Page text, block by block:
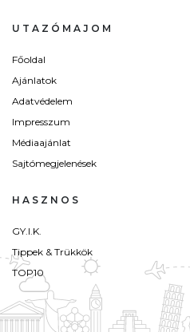
UTAZÓMAJOM
Főoldal
Ajánlatok
Adatvédelem
Impresszum
Médiaajánlat
Sajtómegjelenések
HASZNOS
GY.I.K.
Tippek & Trükkök
TOP10